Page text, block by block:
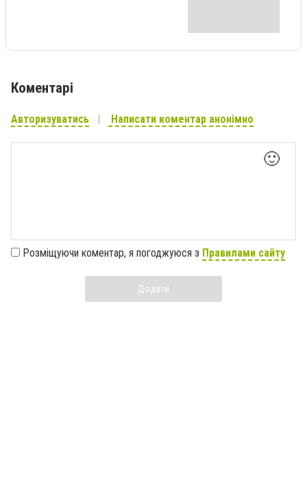
Коментарі
Авторизуватись Написати коментар анонімно
🙂
Розміщуючи коментар, я погоджуюся з Правилами сайту
Додати